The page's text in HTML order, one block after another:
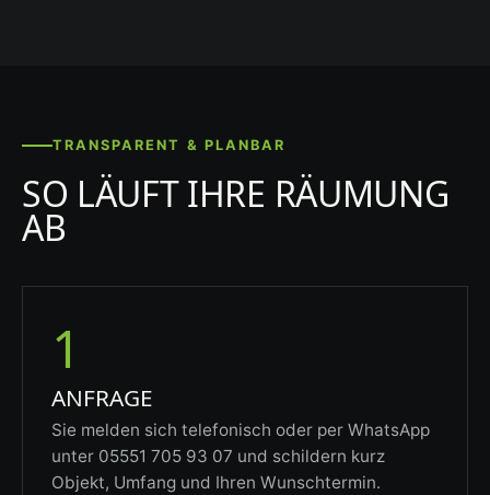
TRANSPARENT & PLANBAR
SO LÄUFT IHRE RÄUMUNG
AB
1
ANFRAGE
Sie melden sich telefonisch oder per WhatsApp
unter 05551 705 93 07 und schildern kurz
Objekt, Umfang und Ihren Wunschtermin.